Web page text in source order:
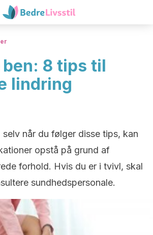
8 tips til
lindring
selv når du følger disse tips, kan
opstå på grund af
forhold. Hvis du er i tvivl, skal
sundhedspersonale.